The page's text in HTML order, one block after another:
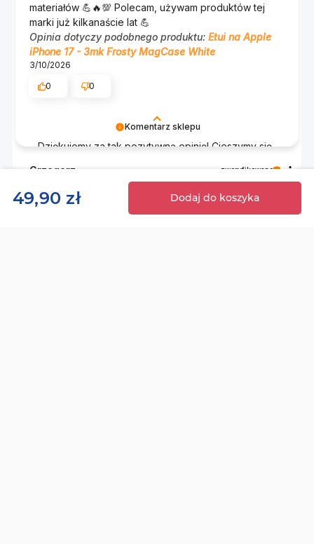
49,90 zł Dodaj do koszyka
Komentarz sklepu
Dziękujemy za tak pozytywną opinię! Cieszymy się,
zadowolenie jest dla nas najważniejsze. Polecamy
się na przyszłość! Zespół 3mk :)
materiałów 💪🔥💯 Polecam, używam produktów tej
marki już kilkanaście lat 💪
Opinia dotyczy podobnego produktu: Etui na Apple
iPhone 17 - 3mk Frosty MagCase White
3/10/2026
0
0
Grzegorz zweryfikowano
Słabe dopasowanie. Rusza się na telefonie. Jakoś z
chińskiej platformy. Liczyłem na coś więcej.